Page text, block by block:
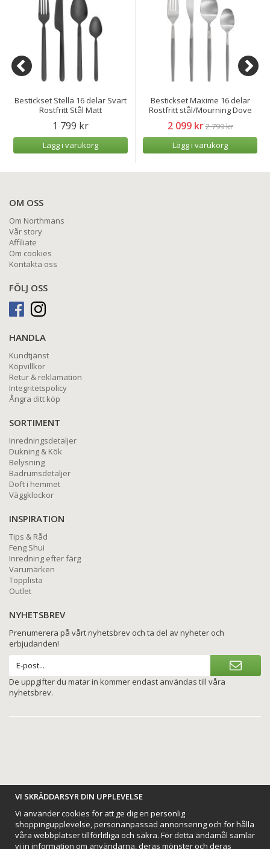
Bestickset Stella 16 delar Svart
Rostfritt Stål Matt
1 799 kr
Lägg i varukorg
Bestickset Maxime 16 delar
Rostfritt stål/Mourning Dove
2 099 kr2 799 kr
Lägg i varukorg
OM OSS
Om Northmans
Vår story
Affiliate
Om cookies
Kontakta oss
FÖLJ OSS
HANDLA
Kundtjänst
Köpvillkor
Retur & reklamation
Integritetspolicy
Ångra ditt köp
SORTIMENT
Inredningsdetaljer
Dukning & Kök
Belysning
Badrumsdetaljer
Doft i hemmet
Väggklockor
INSPIRATION
Tips & Råd
Feng Shui
Inredning efter färg
Varumärken
Topplista
Outlet
NYHETSBREV
Prenumerera på vårt nyhetsbrev och ta del av nyheter och
erbjudanden!
De uppgifter du matar in kommer endast användas till våra
nyhetsbrev.
BETALNINGSALTERNATIV
VI SKRÄDDARSYR DIN UPPLEVELSE
Vi använder cookies för att ge dig en personlig
shoppingupplevelse, personanpassad annonsering och för hålla
våra webbplatser tillförlitliga och säkra. För detta ändamål samlar
vi in information om användarna, deras mönster och deras